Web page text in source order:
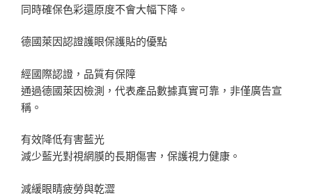
同時確保色彩還原度不會大幅下降。
德國萊因認證護眼保護貼的優點
經國際認證，品質有保障
通過德國萊因檢測，代表產品數據真實可靠，非僅廣告宣
稱。
有效降低有害藍光
減少藍光對視網膜的長期傷害，保護視力健康。
減緩眼睛疲勞與乾澀